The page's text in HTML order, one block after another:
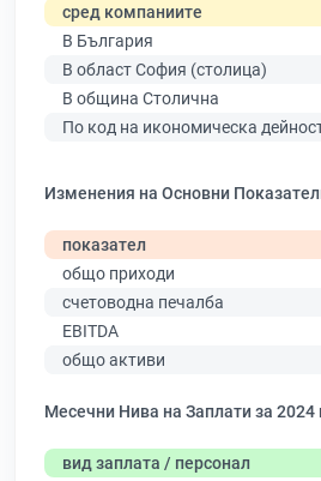
сред компаниите
В България
В област София (столица)
В община Столична
По код на икономическа
Изменения на Основни
показател
общо приходи
счетоводна печалба
EBITDA
общо активи
Месечни Нива на Заплати за 2024
вид заплата / персонал